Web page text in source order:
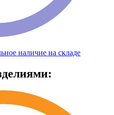
наличие на складе